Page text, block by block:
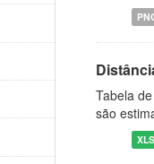
Tabela
são
XLS